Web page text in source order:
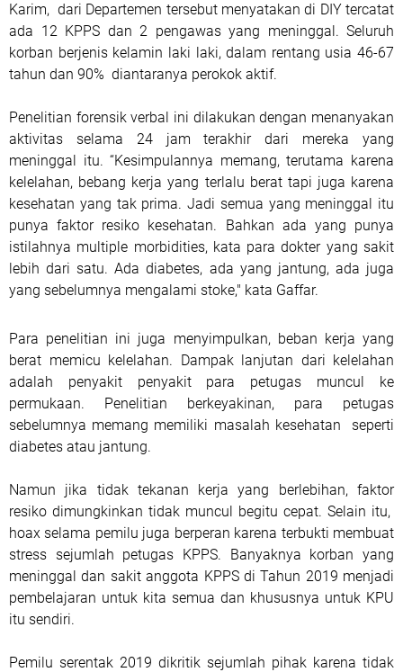
Karim, dari Departemen tersebut menyatakan di DIY tercatat
ada 12 KPPS dan 2 pengawas yang meninggal. Seluruh
korban berjenis kelamin laki laki, dalam rentang usia 46-67
tahun dan 90% diantaranya perokok aktif.
Penelitian forensik verbal ini dilakukan dengan menanyakan
aktivitas selama 24 jam terakhir dari mereka yang
meninggal itu. “Kesimpulannya memang, terutama karena
kelelahan, bebang kerja yang terlalu berat tapi juga karena
kesehatan yang tak prima. Jadi semua yang meninggal itu
punya faktor resiko kesehatan. Bahkan ada yang punya
istilahnya multiple morbidities, kata para dokter yang sakit
lebih dari satu. Ada diabetes, ada yang jantung, ada juga
yang sebelumnya mengalami stoke," kata Gaffar.
Para penelitian ini juga menyimpulkan, beban kerja yang
berat memicu kelelahan. Dampak lanjutan dari kelelahan
adalah penyakit penyakit para petugas muncul ke
permukaan. Penelitian berkeyakinan, para petugas
sebelumnya memang memiliki masalah kesehatan seperti
diabetes atau jantung.
Namun jika tidak tekanan kerja yang berlebihan, faktor
resiko dimungkinkan tidak muncul begitu cepat. Selain itu,
hoax selama pemilu juga berperan karena terbukti membuat
stress sejumlah petugas KPPS. Banyaknya korban yang
meninggal dan sakit anggota KPPS di Tahun 2019 menjadi
pembelajaran untuk kita semua dan khususnya untuk KPU
itu sendiri.
Pemilu serentak 2019 dikritik sejumlah pihak karena tidak